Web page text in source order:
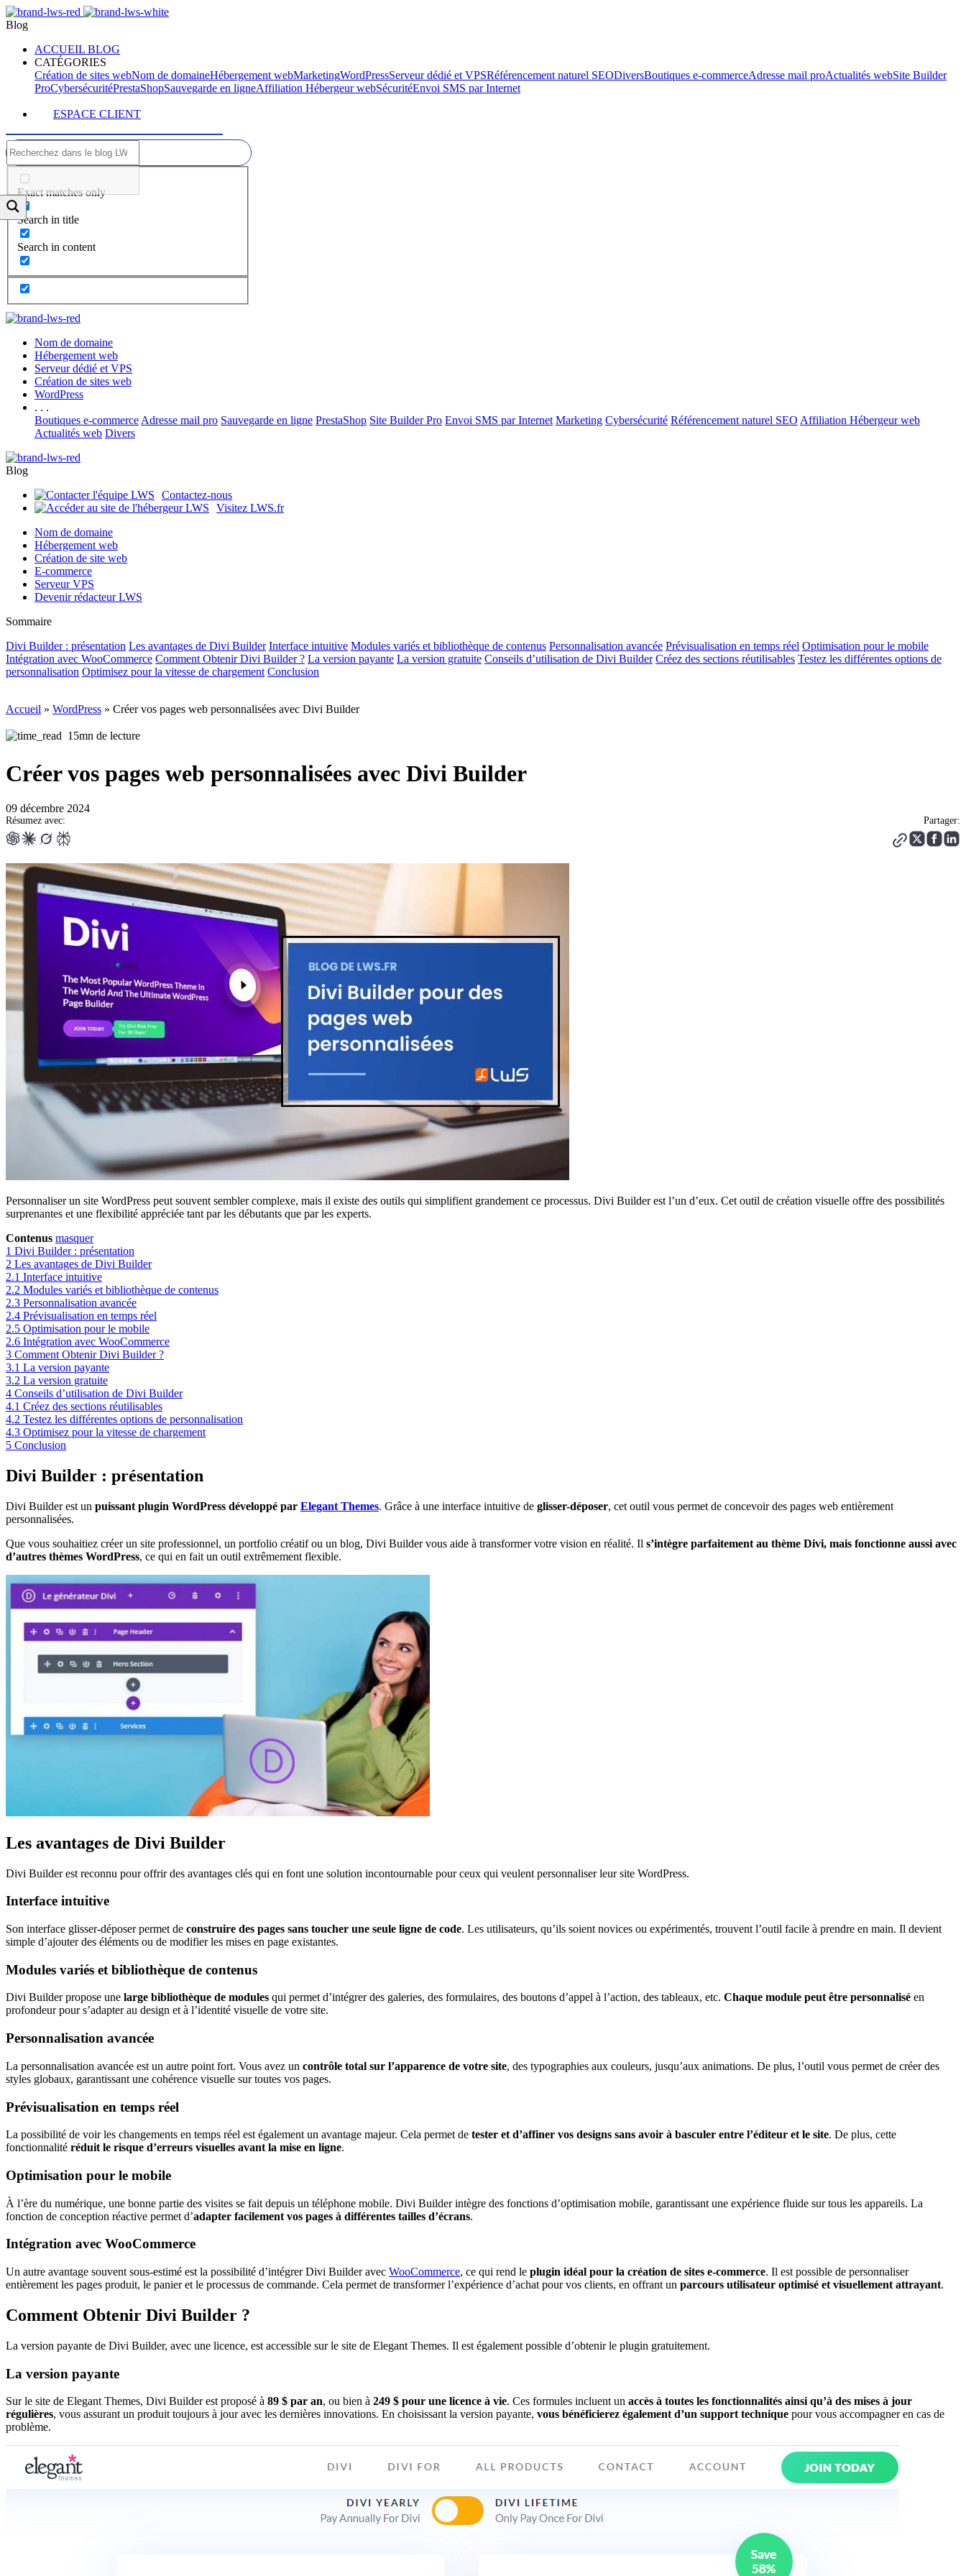
Blog
ACCUEIL BLOG
CATÉGORIES
Création de sites webNom de domaineHébergement webMarketingWordPressServeur dédié et VPSRéférencement naturel SEODiversBoutiques e-commerceAdresse mail proActualités webSite Builder
ProCybersécuritéPrestaShopSauvegarde en ligneAffiliation Hébergeur webSécuritéEnvoi SMS par Internet
ESPACE CLIENT
Exact matches only
Search in title
Search in content
Nom de domaine
Hébergement web
Serveur dédié et VPS
Création de sites web
WordPress
. . .
Boutiques e-commerce Adresse mail pro Sauvegarde en ligne PrestaShop Site Builder Pro Envoi SMS par Internet Marketing Cybersécurité Référencement naturel SEO Affiliation Hébergeur web
Actualités web Divers
Blog
Contactez-nous
Visitez LWS.fr
Nom de domaine
Hébergement web
Création de site web
E-commerce
Serveur VPS
Devenir rédacteur LWS
Sommaire
Divi Builder : présentation Les avantages de Divi Builder Interface intuitive Modules variés et bibliothèque de contenus Personnalisation avancée Prévisualisation en temps réel Optimisation pour le mobile
Intégration avec WooCommerce Comment Obtenir Divi Builder ? La version payante La version gratuite Conseils d’utilisation de Divi Builder Créez des sections réutilisables Testez les différentes options de
personnalisation Optimisez pour la vitesse de chargement Conclusion
Accueil » WordPress » Créer vos pages web personnalisées avec Divi Builder
15mn de lecture
Créer vos pages web personnalisées avec Divi Builder
09 décembre 2024
Résumez avec: Partager:
Personnaliser un site WordPress peut souvent sembler complexe, mais il existe des outils qui simplifient grandement ce processus. Divi Builder est l’un d’eux. Cet outil de création visuelle offre des possibilités
surprenantes et une flexibilité appréciée tant par les débutants que par les experts.
Contenus masquer
1 Divi Builder : présentation
2 Les avantages de Divi Builder
2.1 Interface intuitive
2.2 Modules variés et bibliothèque de contenus
2.3 Personnalisation avancée
2.4 Prévisualisation en temps réel
2.5 Optimisation pour le mobile
2.6 Intégration avec WooCommerce
3 Comment Obtenir Divi Builder ?
3.1 La version payante
3.2 La version gratuite
4 Conseils d’utilisation de Divi Builder
4.1 Créez des sections réutilisables
4.2 Testez les différentes options de personnalisation
4.3 Optimisez pour la vitesse de chargement
5 Conclusion
Divi Builder : présentation
Divi Builder est un puissant plugin WordPress développé par Elegant Themes. Grâce à une interface intuitive de glisser-déposer, cet outil vous permet de concevoir des pages web entièrement
personnalisées.
Que vous souhaitiez créer un site professionnel, un portfolio créatif ou un blog, Divi Builder vous aide à transformer votre vision en réalité. Il s’intègre parfaitement au thème Divi, mais fonctionne aussi avec
d’autres thèmes WordPress, ce qui en fait un outil extrêmement flexible.
Les avantages de Divi Builder
Divi Builder est reconnu pour offrir des avantages clés qui en font une solution incontournable pour ceux qui veulent personnaliser leur site WordPress.
Interface intuitive
Son interface glisser-déposer permet de construire des pages sans toucher une seule ligne de code. Les utilisateurs, qu’ils soient novices ou expérimentés, trouvent l’outil facile à prendre en main. Il devient
simple d’ajouter des éléments ou de modifier les mises en page existantes.
Modules variés et bibliothèque de contenus
Divi Builder propose une large bibliothèque de modules qui permet d’intégrer des galeries, des formulaires, des boutons d’appel à l’action, des tableaux, etc. Chaque module peut être personnalisé en
profondeur pour s’adapter au design et à l’identité visuelle de votre site.
Personnalisation avancée
La personnalisation avancée est un autre point fort. Vous avez un contrôle total sur l’apparence de votre site, des typographies aux couleurs, jusqu’aux animations. De plus, l’outil vous permet de créer des
styles globaux, garantissant une cohérence visuelle sur toutes vos pages.
Prévisualisation en temps réel
La possibilité de voir les changements en temps réel est également un avantage majeur. Cela permet de tester et d’affiner vos designs sans avoir à basculer entre l’éditeur et le site. De plus, cette
fonctionnalité réduit le risque d’erreurs visuelles avant la mise en ligne.
Optimisation pour le mobile
À l’ère du numérique, une bonne partie des visites se fait depuis un téléphone mobile. Divi Builder intègre des fonctions d’optimisation mobile, garantissant une expérience fluide sur tous les appareils. La
fonction de conception réactive permet d’adapter facilement vos pages à différentes tailles d’écrans.
Intégration avec WooCommerce
Un autre avantage souvent sous-estimé est la possibilité d’intégrer Divi Builder avec WooCommerce, ce qui rend le plugin idéal pour la création de sites e-commerce. Il est possible de personnaliser
entièrement les pages produit, le panier et le processus de commande. Cela permet de transformer l’expérience d’achat pour vos clients, en offrant un parcours utilisateur optimisé et visuellement attrayant.
Comment Obtenir Divi Builder ?
La version payante de Divi Builder, avec une licence, est accessible sur le site de Elegant Themes. Il est également possible d’obtenir le plugin gratuitement.
La version payante
Sur le site de Elegant Themes, Divi Builder est proposé à 89 $ par an, ou bien à 249 $ pour une licence à vie. Ces formules incluent un accès à toutes les fonctionnalités ainsi qu’à des mises à jour
régulières, vous assurant un produit toujours à jour avec les dernières innovations. En choisissant la version payante, vous bénéficierez également d’un support technique pour vous accompagner en cas de
problème.